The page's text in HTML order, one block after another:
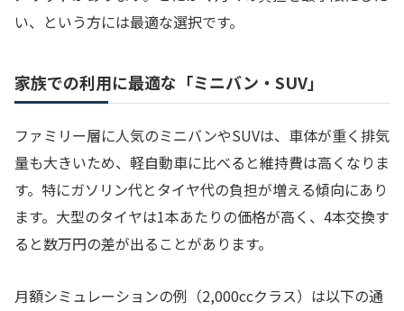
い、という方には最適な選択です。
家族での利用に最適な「ミニバン・SUV」
ファミリー層に人気のミニバンやSUVは、車体が重く排気
量も大きいため、軽自動車に比べると維持費は高くなりま
す。特にガソリン代とタイヤ代の負担が増える傾向にあり
ます。大型のタイヤは1本あたりの価格が高く、4本交換す
ると数万円の差が出ることがあります。
月額シミュレーションの例（2,000ccクラス）は以下の通